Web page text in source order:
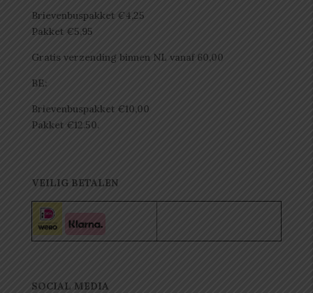
Brievenbuspakket €4,25
Pakket €5,95
Gratis verzending binnen NL vanaf 60,00
BE:
Brievenbuspakket €10,00
Pakket €12.50.
VEILIG BETALEN
SOCIAL MEDIA